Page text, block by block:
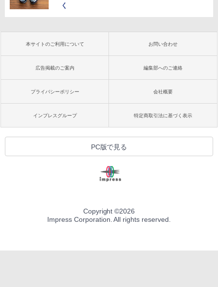
く
本サイトのご利用について お問い合わせ
広告掲載のご案内 編集部へのご連絡
プライバシーポリシー 会社概要
インプレスグループ 特定商取引法に基づく表示
PC版で見る
Copyright ©2026
Impress Corporation. All rights reserved.